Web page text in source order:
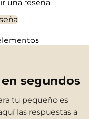
una reseña
segundos
tu pequeño es
las respuestas a